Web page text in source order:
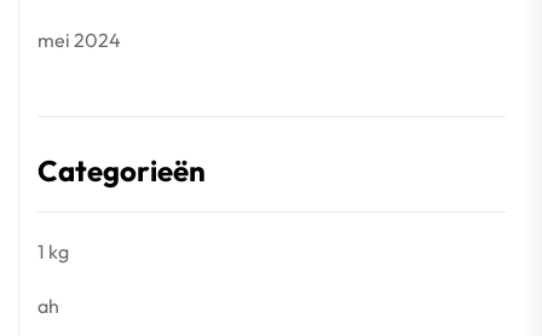
mei 2024
Categorieën
1 kg
ah